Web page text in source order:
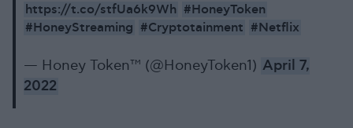
https://t.co/stfUa6k9Wh #HoneyToken
#HoneyStreaming #Cryptotainment #Netflix
— Honey Token™ (@HoneyToken1) April 7,
2022